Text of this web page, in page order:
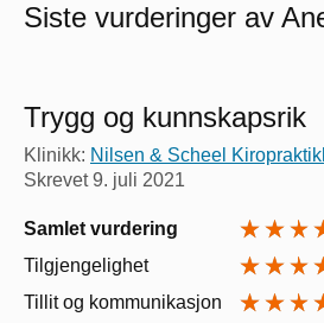
Siste vurderinger av
Trygg og kunnskapsrik
Klinikk: Nilsen & Scheel
Skrevet9. juli 2021
Samlet vurdering
Tilgjengelighet
Tillit og kommunikasjon